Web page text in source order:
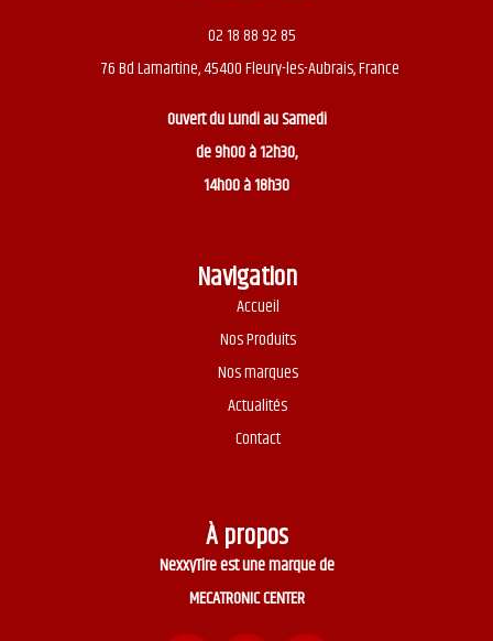
02 18 88 92 85
76 Bd Lamartine, 45400 Fleury-les-Aubrais, France
Ouvert duLundi au Samedi
de 9h00 à 12h30,
14h00 à 18h30
Navigation
Accueil
Nos Produits
Nos marques
Actualités
Contact
À propos
NexxyTire est une marque de
MECATRONIC CENTER